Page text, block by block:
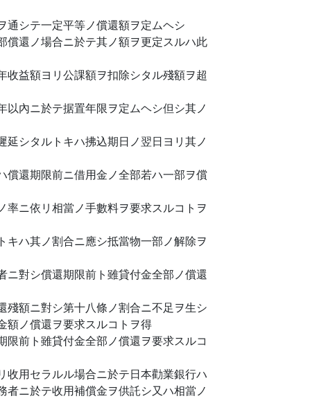
通シテ一定平等ノ償還額ヲ定ムヘシ
償還ノ場合ニ於テ其ノ額ヲ更定スルハ此
益額ヨリ公課額ヲ扣除シタル殘額ヲ超
內ニ於テ据置年限ヲ定ムヘシ但シ其ノ
シタルトキハ拂込期日ノ翌日ヨリ其ノ
償還期限前ニ借用金ノ全部若ハ一部ヲ償
ニ依リ相當ノ手數料ヲ要求スルコトヲ
ハ其ノ割合ニ應シ抵當物一部ノ解除ヲ
ニ對シ償還期限前ト雖貸付金全部ノ償還
殘額ニ對シ第十八條ノ割合ニ不足ヲ生シ
額ノ償還ヲ要求スルコトヲ得
前ト雖貸付金全部ノ償還ヲ要求スルコ
用セラルル場合ニ於テ日本勸業銀行ハ
ニ於テ收用補償金ヲ供託シ又ハ相當ノ